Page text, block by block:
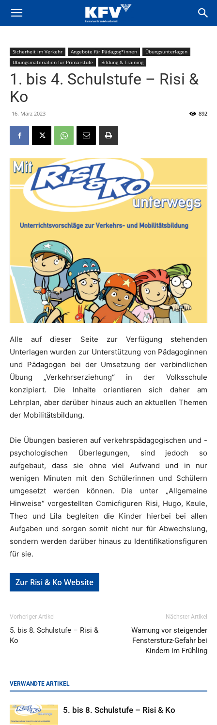
Sicherheit im Verkehr Angebote für Pädagog*innen
Übungsunterlagen
Übungsmaterialien für Primarstufe
Bildung & Training
1. bis 4. Schulstufe – Risi &
Ko
16. März 2023 892
Alle auf dieser Seite zur Verfügung stehenden
Unterlagen wurden zur Unterstützung von Pädagoginnen
und Pädagogen bei der Umsetzung der verbindlichen
Übung „Verkehrserziehung“ in der Volksschule
konzipiert. Die Inhalte orientieren sich daher am
Lehrplan, aber darüber hinaus auch an aktuellen Themen
der Mobilitätsbildung.
Die Übungen basieren auf verkehrspädagogischen und -
psychologischen Überlegungen, sind jedoch so
aufgebaut, dass sie ohne viel Aufwand und in nur
wenigen Minuten mit den Schülerinnen und Schülern
umgesetzt werden können. Die unter „Allgemeine
Hinweise“ vorgestellten Comicfiguren Risi, Hugo, Keule,
Theo und Lila begleiten die Kinder hierbei bei allen
Aufgaben und sorgen somit nicht nur für Abwechslung,
sondern werden darüber hinaus zu Identifikationsfiguren
für sie.
Zur Risi & Ko Website
Vorheriger Artikel
5. bis 8. Schulstufe – Risi &
Ko
Nächster Artikel
Warnung vor steigender
Fenstersturz-Gefahr bei
Kindern im Frühling
VERWANDTE ARTIKEL
5. bis 8. Schulstufe – Risi & Ko